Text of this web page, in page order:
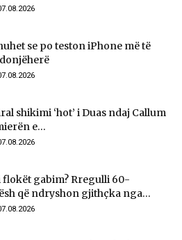
se po teston iPhone më të
shikimi ‘hot’ i Duas ndaj Callum
e...
flokët gabim? Rregulli 60-
që ndryshon gjithçka nga...